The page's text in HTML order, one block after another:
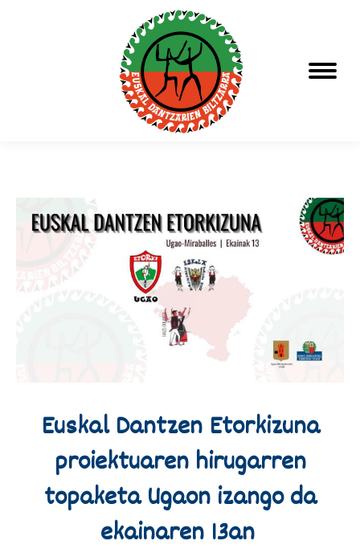
Euskal Dantzen Etorkizuna
proiektuaren hirugarren
topaketa Ugaon izango da
ekainaren 13an